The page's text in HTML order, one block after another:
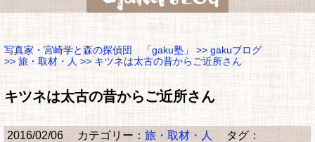
写真家・宮崎学と森の探偵団 「gaku塾」 >> gakuブログ
>> 旅・取材・人 >> キツネは太古の昔からご近所さん
キツネは太古の昔からご近所さん
2016/02/06 カテゴリー： 旅・取材・人 タグ：